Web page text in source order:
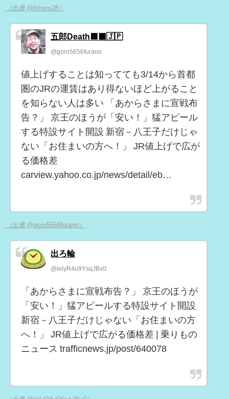
（出典 @himex28）
五郎Death🟥⬛️🇯🇵
@goro5656furano
値上げすることは知ってても3/14から首都
圏のJRの運賃はあり得ないほど上がること
を知らない人は多い 「あからさまに宣戦布
告？」 京王のほうが「安い！」猛アピール
する特設サイト開設 新宿－八王子だけじゃ
ない「お住まいの方へ！」 JR値上げで広が
る価格差
carview.yahoo.co.jp/news/detail/eb…
（出典 @goro5656furano）
出ろ輪
@IelyR4u9YsqJBv0
「あからさまに宣戦布告？」 京王のほうが
「安い！」猛アピールする特設サイト開設
新宿－八王子だけじゃない「お住まいの方
へ！」 JR値上げで広がる価格差 | 乗りもの
ニュース trafficnews.jp/post/640078